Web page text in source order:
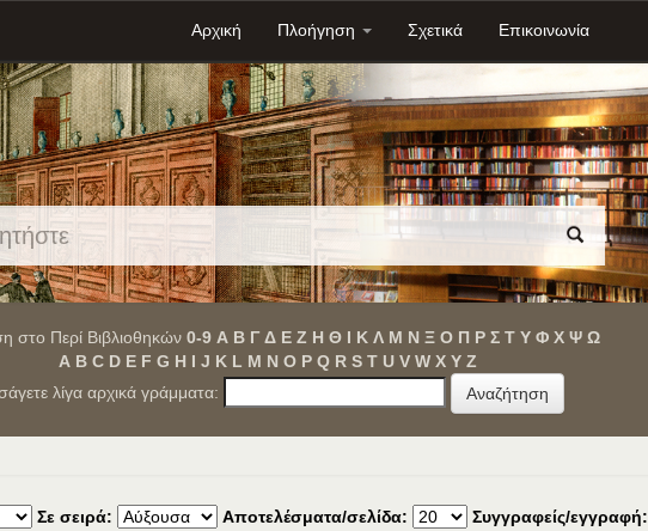
Αρχική Πλοήγηση Σχετικά Επικοινωνία
στο Περί Βιβλιοθηκών 0-9 Α Β Γ Δ Ε Ζ Η Θ Ι Κ Λ Μ Ν Ξ Ο Π Ρ Σ Τ Υ Φ Χ Ψ Ω
A B C D E F G H I J K L M N O P Q R S T U V W X Y Z
λίγα αρχικά γράμματα:
Σε σειρά: Αποτελέσματα/σελίδα: Συγγραφείς/εγγραφή: